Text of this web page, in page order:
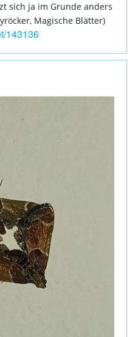
sich ja im Grunde anders
Magische Blätter)
143136